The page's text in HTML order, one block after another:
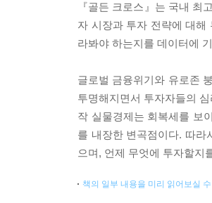
『골든 크로스』는 국내
자 시장과 투자 전략에 대
라봐야 하는지를 데이터에
글로벌 금융위기와 유로존
투명해지면서 투자자들의
작 실물경제는 회복세를 보
를 내장한 변곡점이다. 따라
으며, 언제 무엇에 투자할지
책의 일부 내용을 미리 읽어보실